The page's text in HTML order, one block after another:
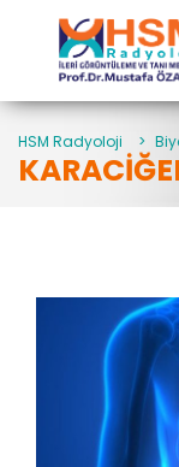
HSM Radyoloji >